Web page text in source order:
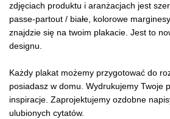
zdjęciach produktu i aranżacjach jest
passe-partout / białe, kolorowe
znajdzie się na twoim plakacie. Jest to
designu.
Każdy plakat możemy przygotować do
posiadasz w domu. Wydrukujemy Twoje
inspiracje. Zaprojektujemy ozdobne
ulubionych cytatów.